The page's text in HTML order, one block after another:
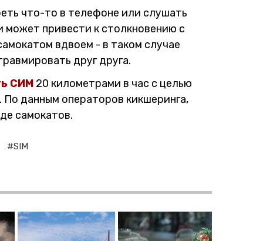
что-то в телефоне или слушать
может привести к столкновению с
вдвоем - в таком случае
друг друга.
СИМ 20 километрами в час с целью
данным операторов кикшеринга,
самокатов.
#SIM